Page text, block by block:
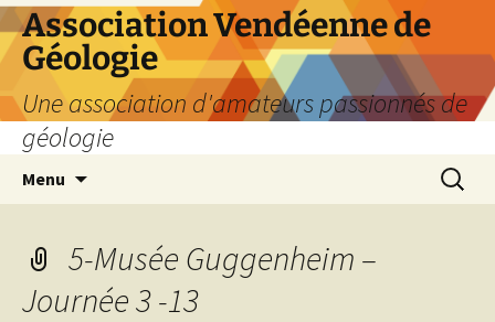
Aller
au
contenu
Association Vendéenne de
Géologie
Une association d'amateurs passionnés de
géologie
Menu
5-Musée Guggenheim –
Journée 3 -13